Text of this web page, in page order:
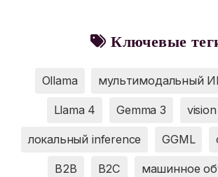
Ключевые
Ollama мультимодальный
Llama 4 Gemma 3
локальный inference GGML
B2B B2C машинное